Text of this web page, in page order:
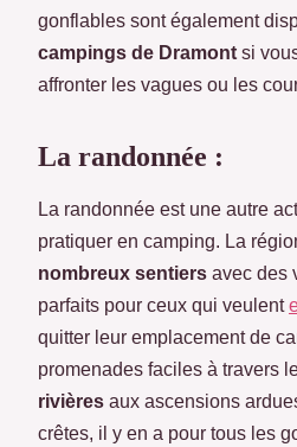
gonflables sont également
campings de Dramont si
affronter les vagues ou les
La randonnée :
La randonnée est une autre
pratiquer en camping. La
nombreux sentiers avec des
parfaits pour ceux qui veulent
quitter leur emplacement de
promenades faciles à travers
rivières aux ascensions
crêtes, il y en a pour tous les